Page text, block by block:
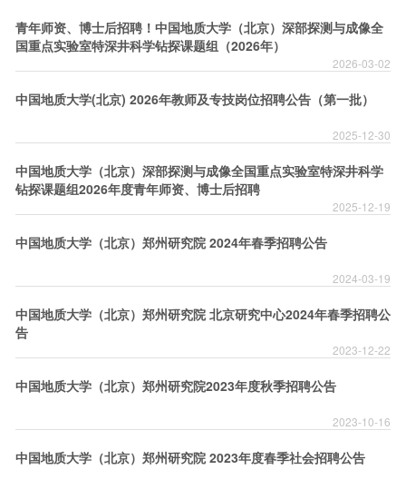
青年师资、博士后招聘！中国地质大学（北京）深部探测与成像全
国重点实验室特深井科学钻探课题组（2026年）
2026-03-02
中国地质大学(北京) 2026年教师及专技岗位招聘公告（第一批）
2025-12-30
中国地质大学（北京）深部探测与成像全国重点实验室特深井科学
钻探课题组2026年度青年师资、博士后招聘
2025-12-19
中国地质大学（北京）郑州研究院 2024年春季招聘公告
2024-03-19
中国地质大学（北京）郑州研究院 北京研究中心2024年春季招聘公
告
2023-12-22
中国地质大学（北京）郑州研究院2023年度秋季招聘公告
2023-10-16
中国地质大学（北京）郑州研究院 2023年度春季社会招聘公告